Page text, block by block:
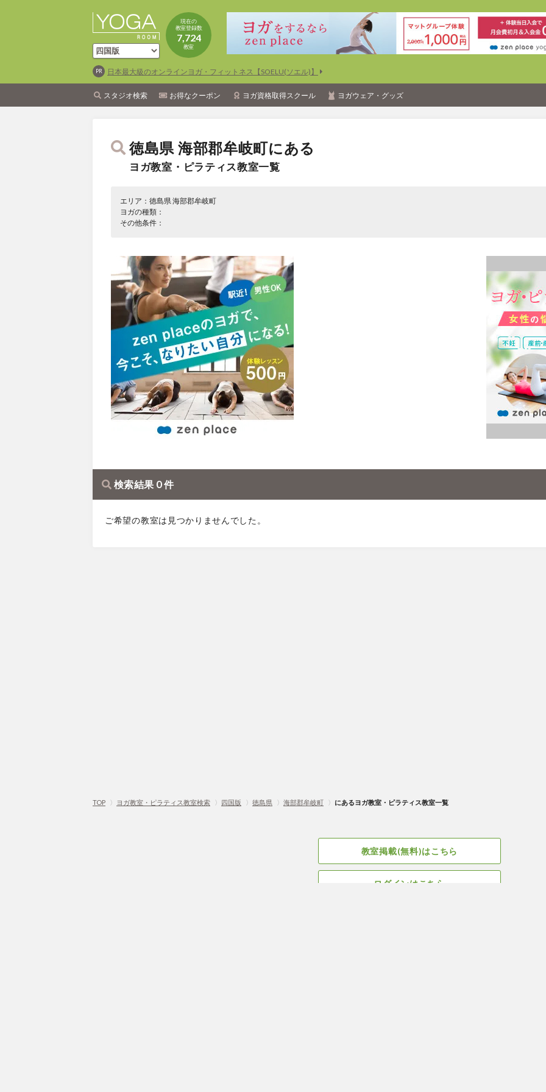
現在の
教室登録数
7,724
教室
日本最大級のオンラインヨガ・フィットネス【SOELU(ソエル)】
スタジオ検索 お得なクーポン ヨガ資格取得スクール ヨガウェア・グッズ
徳島県 海部郡牟岐町にある
ヨガ教室・ピラティス教室一覧
エリア：徳島県 海部郡牟岐町
ヨガの種類：
その他条件：
検索結果 0 件
ご希望の教室は見つかりませんでした。
TOP 〉 ヨガ教室・ピラティス教室検索 〉 四国版 〉 徳島県 〉 海部郡牟岐町 〉 にあるヨガ教室・ピラティス教室一覧
教室掲載(無料)はこちら
ログインはこちら